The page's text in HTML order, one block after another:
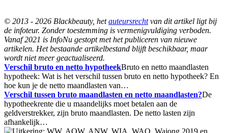
© 2013 - 2026 Blackbeauty, hetauteursrechtvan dit artikel ligt bij
de infoteur. Zonder toestemming is vermenigvuldiging verboden.
Vanaf 2021 is InfoNu gestopt met het publiceren van nieuwe
artikelen. Het bestaande artikelbestand blijft beschikbaar, maar
wordt niet meer geactualiseerd.
Verschil bruto en netto hypotheekBruto en netto maandlasten
hypotheek: Wat is het verschil tussen bruto en netto hypotheek? En
hoe kun je de netto maandlasten van…
Verschil tussen bruto maandlasten en netto maandlasten?De
hypotheekrente die u maandelijks moet betalen aan de
geldverstrekker, zijn bruto maandlasten. De netto lasten zijn
afhankelijk…